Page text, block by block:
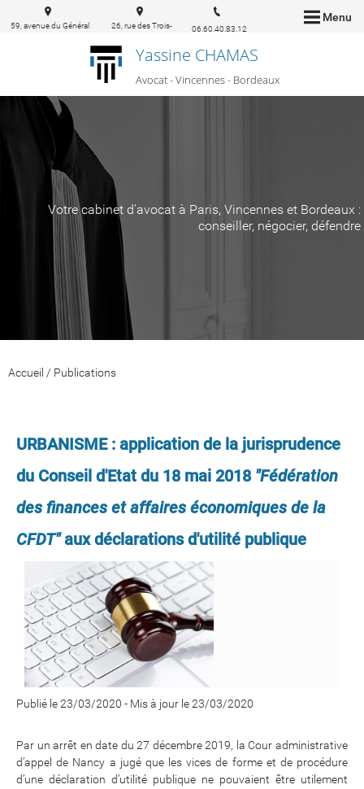
Menu
Yassine CHAMAS
Avocat - Vincennes - Bordeaux
59, avenue du Général
26, rue des Trois-
Bordeaux
06.60.40.83.12
Votre cabinet d'avocat à Paris, Vincennes et Bordeaux :
conseiller, négocier, défendre
Accueil / Publications
URBANISME : application de la jurisprudence
du Conseil d'Etat du 18 mai 2018 "Fédération
des finances et affaires économiques de la
CFDT"aux déclarations d'utilité publique
Publié le 23/03/2020 - Mis à jour le 23/03/2020
Par un arrêt en date du 27 décembre 2019, la Cour administrative
d’appel de Nancy a jugé que les vices de forme et de procédure
d’une déclaration d’utilité publique ne pouvaient être utilement